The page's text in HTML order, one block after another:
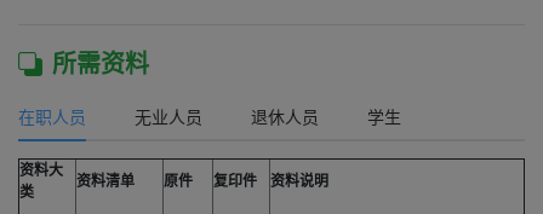
所需资料
在职人员 无业人员 退休人员 学生
资料大
类
资料清单 原件 复印件 资料说明